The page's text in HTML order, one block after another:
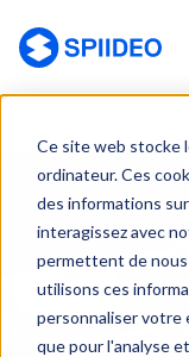
Ce site web stocke
ordinateur. Ces
des informations
interagissez avec
permettent de nous
utilisons ces
personnaliser votre
que pour l'analyse